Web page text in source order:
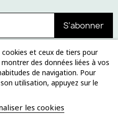
S’abonner
Paiement 100% sécurisé
et ceux de tiers pour
des données liées à vos
de navigation. Pour
utilisation, appuyez sur le
les cookies